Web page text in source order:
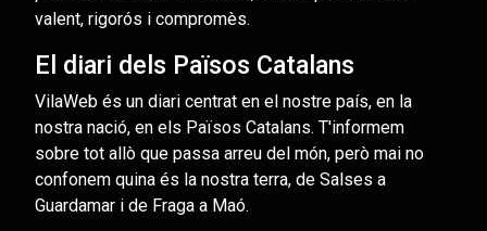
valent, rigorós i compromès.
El diari dels Països Catalans
VilaWeb és un diari centrat en el nostre país, en la
nostra nació, en els Països Catalans. T'informem
sobre tot allò que passa arreu del món, però mai no
confonem quina és la nostra terra, de Salses a
Guardamar i de Fraga a Maó.